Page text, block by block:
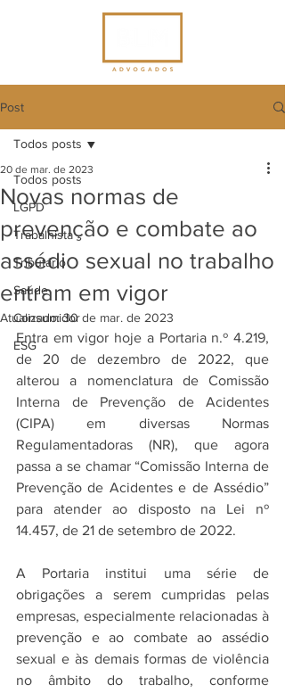
Post
Todos posts
LGPD
Trabalhista
Tributário
Saúde
Consumidor
ESG
Todos posts
Novas normas de
prevenção e combate ao
assédio sexual no trabalho
entram em vigor
20 de mar. de 2023
Atualizado:30 de mar. de 2023
Entra em vigor hoje a Portaria n.º 4.219,
de 20 de dezembro de 2022, que
alterou a nomenclatura de Comissão
Interna de Prevenção de Acidentes
(CIPA) em diversas Normas
Regulamentadoras (NR), que agora
passa a se chamar “Comissão Interna de
Prevenção de Acidentes e de Assédio”
para atender ao disposto na Lei nº
14.457, de 21 de setembro de 2022.
A Portaria institui uma série de
obrigações a serem cumpridas pelas
empresas, especialmente relacionadas à
prevenção e ao combate ao assédio
sexual e às demais formas de violência
no âmbito do trabalho, conforme